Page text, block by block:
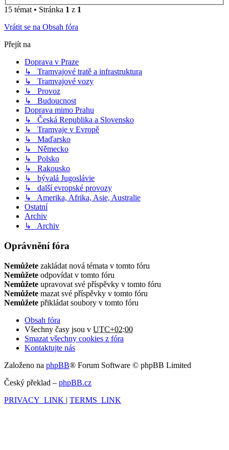
15 témat • Stránka 1 z 1
Vrátit se na Obsah fóra
Přejít na
Doprava v Praze
↳ Tramvajové tratě a infrastruktura
↳ Tramvajové vozy
↳ Provoz
↳ Budoucnost
Doprava mimo Prahu
↳ Česká Republika a Slovensko
↳ Tramvaje v Evropě
↳ Maďarsko
↳ Německo
↳ Polsko
↳ Rakousko
↳ bývalá Jugoslávie
↳ další evropské provozy
↳ Amerika, Afrika, Asie, Australie
Ostatní
Archiv
↳ Archiv
Oprávnění fóra
Nemůžete zakládat nová témata v tomto fóru
Nemůžete odpovídat v tomto fóru
Nemůžete upravovat své příspěvky v tomto fóru
Nemůžete mazat své příspěvky v tomto fóru
Nemůžete přikládat soubory v tomto fóru
Obsah fóra
Všechny časy jsou v UTC+02:00
Smazat všechny cookies z fóra
Kontaktujte nás
Založeno na phpBB® Forum Software © phpBB Limited
Český překlad – phpBB.cz
PRIVACY_LINK | TERMS_LINK